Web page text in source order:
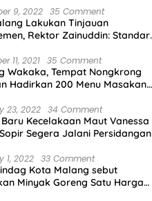
9, 2022 35 Comment
Lakukan Tinjauan
Rektor Zainuddin: Standar
11, 2021 35 Comment
Wakaka, Tempat Nongkrong
Hadirkan 200 Menu Masakan
23, 2022 34 Comment
Kecelakaan Maut Vanessa
Segera Jalani Persidangan
1, 2022 33 Comment
Kota Malang sebut
Minyak Goreng Satu Harga